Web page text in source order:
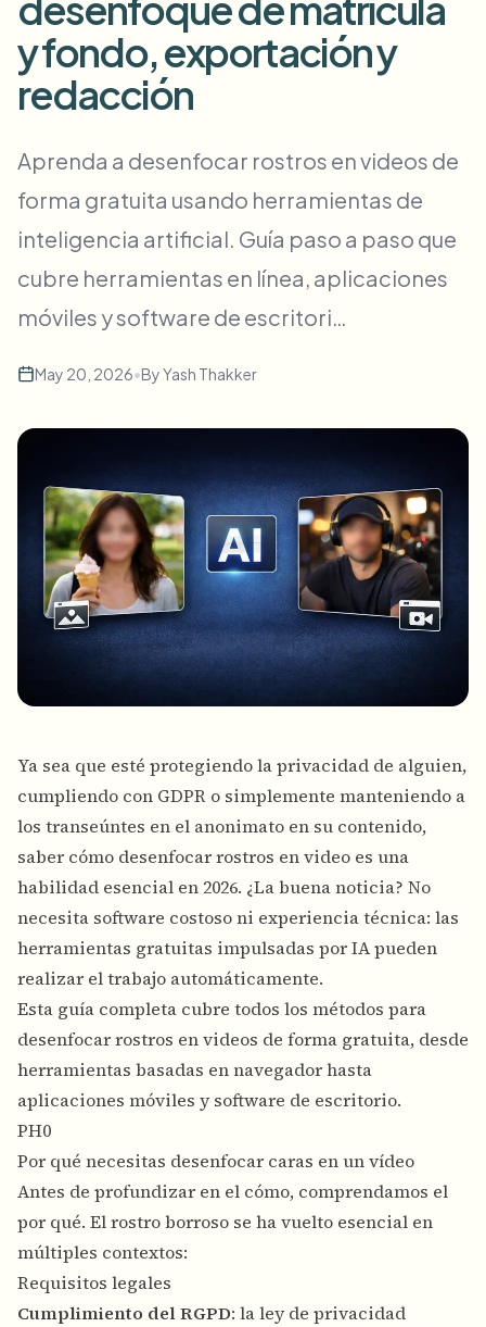
Cambio de cara - Video
Inteligencia de video
Procesa muchos vídeos de una vez
Desenfoque masivo de rostros
Pipelines de alto rendimiento
Desenfocar cualquier cosa
Zonas empresariales, políticas y revisión
API & SDK
Formulario de contacto
Inteligencia de video
Eliminación de fondo en masa
y fondo, exportación y
redacción
Aprenda a desenfocar rostros en videos de
forma gratuita usando herramientas de
inteligencia artificial. Guía paso a paso que
cubre herramientas en línea, aplicaciones
móviles y software de escritori…
May 20, 2026•ByYash Thakker
Ya sea que esté protegiendo la privacidad de alguien,
cumpliendo con GDPR o simplemente manteniendo a
los transeúntes en el anonimato en su contenido,
saber cómo desenfocar rostros en video es una
habilidad esencial en 2026. ¿La buena noticia? No
necesita software costoso ni experiencia técnica: las
herramientas gratuitas impulsadas por IA pueden
realizar el trabajo automáticamente.
Esta guía completa cubre todos los métodos para
desenfocar rostros en videos de forma gratuita, desde
herramientas basadas en navegador hasta
aplicaciones móviles y software de escritorio.
PH0
Por qué necesitas desenfocar caras en un vídeo
Antes de profundizar en el cómo, comprendamos el
por qué. El rostro borroso se ha vuelto esencial en
múltiples contextos:
Requisitos legales
Cumplimiento del RGPD: la ley de privacidad